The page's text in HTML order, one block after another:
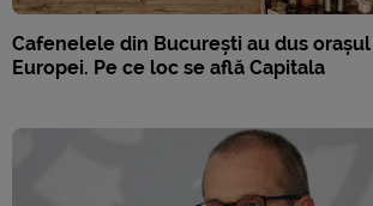
Cafenelele din București au dus
Europei. Pe ce loc se află Capitala